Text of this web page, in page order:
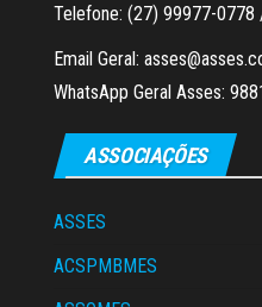
Telefone: (27) 99977-
Email Geral:
WhatsApp Geral Asses:
ASSOCIAÇÕES
ASSES
ACSPMBMES